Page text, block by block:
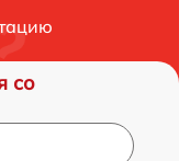
со